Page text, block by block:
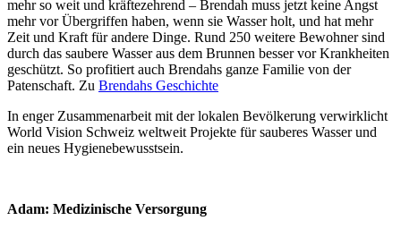
mehr so weit und kräftezehrend – Brendah muss jetzt keine Angst
mehr vor Übergriffen haben, wenn sie Wasser holt, und hat mehr
Zeit und Kraft für andere Dinge. Rund 250 weitere Bewohner sind
durch das saubere Wasser aus dem Brunnen besser vor Krankheiten
geschützt. So profitiert auch Brendahs ganze Familie von der
Patenschaft. Zu Brendahs Geschichte
In enger Zusammenarbeit mit der lokalen Bevölkerung verwirklicht
World Vision Schweiz weltweit Projekte für sauberes Wasser und
ein neues Hygienebewusstsein.
Adam: Medizinische Versorgung